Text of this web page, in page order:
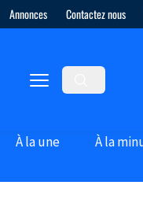
Annonces Contactez nous
À la une À la